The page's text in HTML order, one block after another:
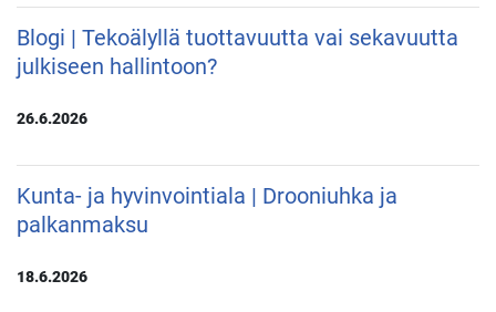
Blogi | Tekoälyllä tuottavuutta vai sekavuutta
julkiseen hallintoon?
26.6.2026
Kunta- ja hyvinvointiala | Drooniuhka ja
palkanmaksu
18.6.2026